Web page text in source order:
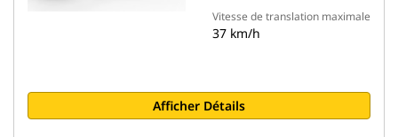
Vitesse de translation maximale
37 km/h
Afficher Détails